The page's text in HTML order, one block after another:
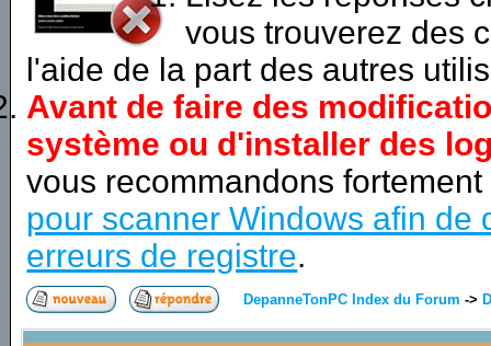
vous trouverez des
l'aide de la part des autres
Avant de faire des
système ou d'installer des
vous recommandons
pour scanner Windows afin de
erreurs de registre.
DepanneTonPC Index du Forum ->